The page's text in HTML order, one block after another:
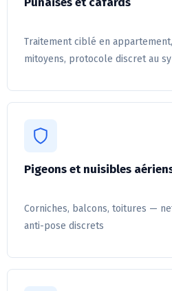
Traitement ciblé en
mitoyens, protocole discret au
Pigeons et nuisibles
Corniches, balcons, toitures —
anti-pose discrets